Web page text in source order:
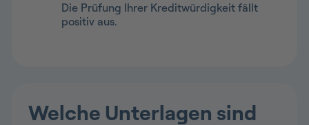
Die Prüfung Ihrer Kreditwürdigkeit fällt
positiv aus.
Welche Unterlagen sind